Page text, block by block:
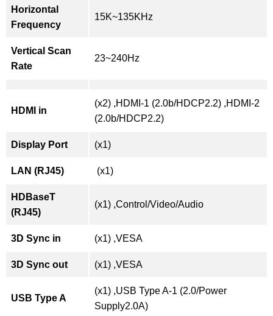
Horizontal
Frequency
15K~135KHz
Vertical Scan
Rate
23~240Hz
HDMI in
(x2) ,HDMI-1 (2.0b/HDCP2.2) ,HDMI-2
(2.0b/HDCP2.2)
Display Port (x1)
LAN (RJ45) (x1)
HDBaseT
(RJ45)
(x1) ,Control/Video/Audio
3D Sync in (x1) ,VESA
3D Sync out (x1) ,VESA
USB Type A
(x1) ,USB Type A-1 (2.0/Power
Supply2.0A)